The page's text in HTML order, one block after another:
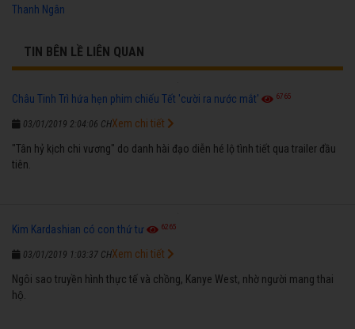
Thanh Ngân
TIN BÊN LỀ LIÊN QUAN
Châu Tinh Trì hứa hẹn phim chiếu Tết 'cười ra nước mắt' 6765
03/01/2019 2:04:06 CH
"Tân hỷ kịch chi vương" do danh hài đạo diễn hé lộ tình tiết qua trailer đầu
tiên.
Xem chi tiết
Kim Kardashian có con thứ tư 6265
03/01/2019 1:03:37 CH
Ngôi sao truyền hình thực tế và chồng, Kanye West, nhờ người mang thai
hộ.
Xem chi tiết